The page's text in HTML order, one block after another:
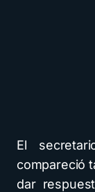
El
compareció
dar